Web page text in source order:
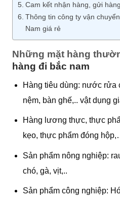
Cam kết nhận hàng, gửi
Thông tin công ty vận
Nam giá rẻ
Những mặt hàng
hàng đi bắc nam
Hàng tiêu dùng: nước rửa
nệm, bàn ghế,.. vật dụng
Hàng lương thực, thực
kẹo, thực phẩm đóng
Sản phẩm nông nghiệp:
chó, gà, vịt,..
Sản phẩm công nghiệp: